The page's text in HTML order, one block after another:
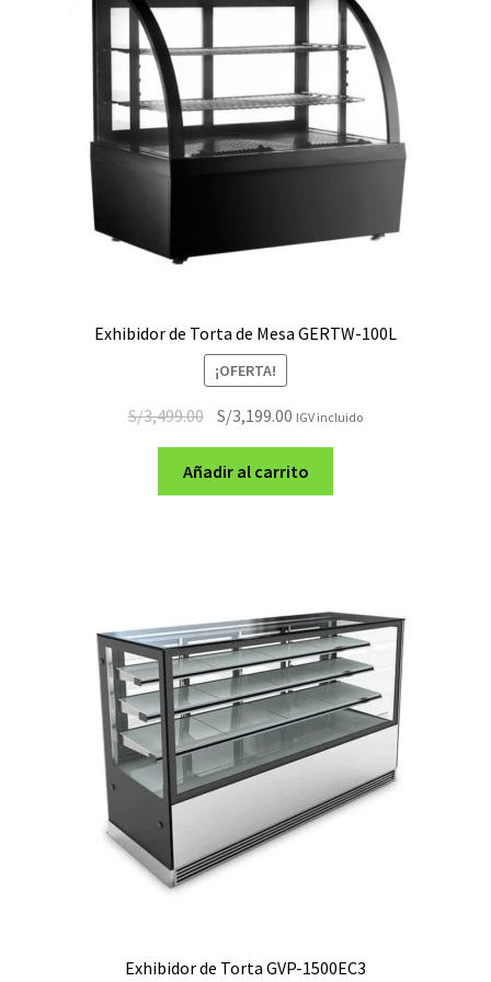
Exhibidor de Torta de Mesa GERTW-100L
¡OFERTA!
S/3,499.00 El
original
era:
S/3,199.00 El
actual
es:
IGV incluido
Añadir al carrito
Exhibidor de Torta GVP-1500EC3